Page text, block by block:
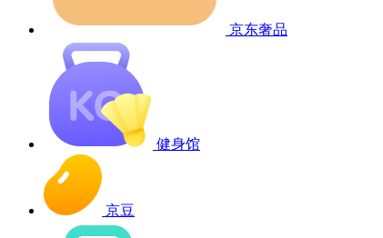
京东奢品
健身馆
京豆